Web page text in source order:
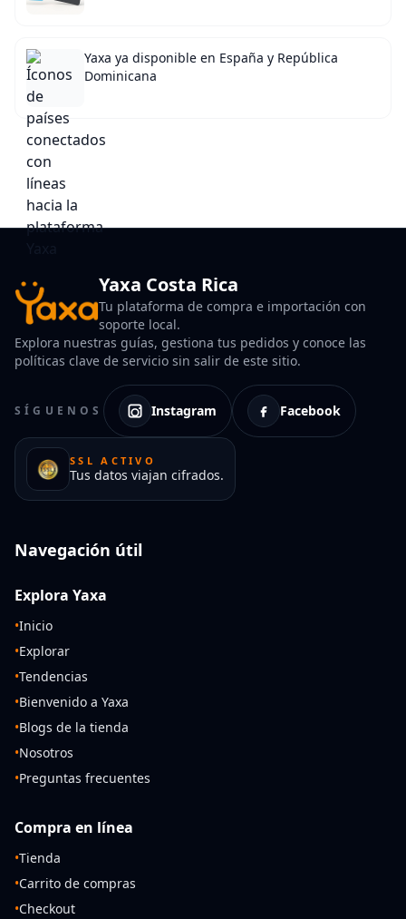
Yaxa ya disponible en España y República
Dominicana
Yaxa Costa Rica
Tu plataforma de compra e importación con
soporte local.
Explora nuestras guías, gestiona tus pedidos y conoce las
políticas clave de servicio sin salir de este sitio.
SÍGUENOS Instagram Facebook
SSL ACTIVO
Tus datos viajan cifrados.
Navegación útil
Explora Yaxa
•Inicio
•Explorar
•Tendencias
•Bienvenido a Yaxa
•Blogs de la tienda
•Nosotros
•Preguntas frecuentes
Compra en línea
•Tienda
•Carrito de compras
•Checkout